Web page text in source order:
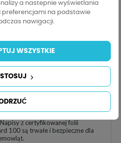
– idealny do przytulania i
wspomnień.
Na pluszaku umieścimy imię
lub pełną metryczkę urodzenia,
Produkt zgodny z normą
CE. Wykonany z
Napisy z certyfikowanej folii
100 są trwałe i bezpieczne dla
a nastepnie wyświetlania
preferencjami na podstawie
nawigacji.
WSZYSTKIE